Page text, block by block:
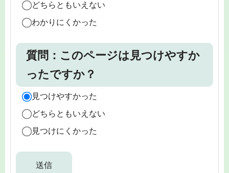
どちらともいえない
わかりにくかった
質問：このページは見つけやすか
ったですか？
見つけやすかった
どちらともいえない
見つけにくかった